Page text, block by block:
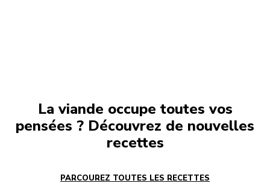
La viande occupe toutes vos
pensées ? Découvrez de nouvelles
recettes
PARCOUREZ TOUTES LES RECETTES